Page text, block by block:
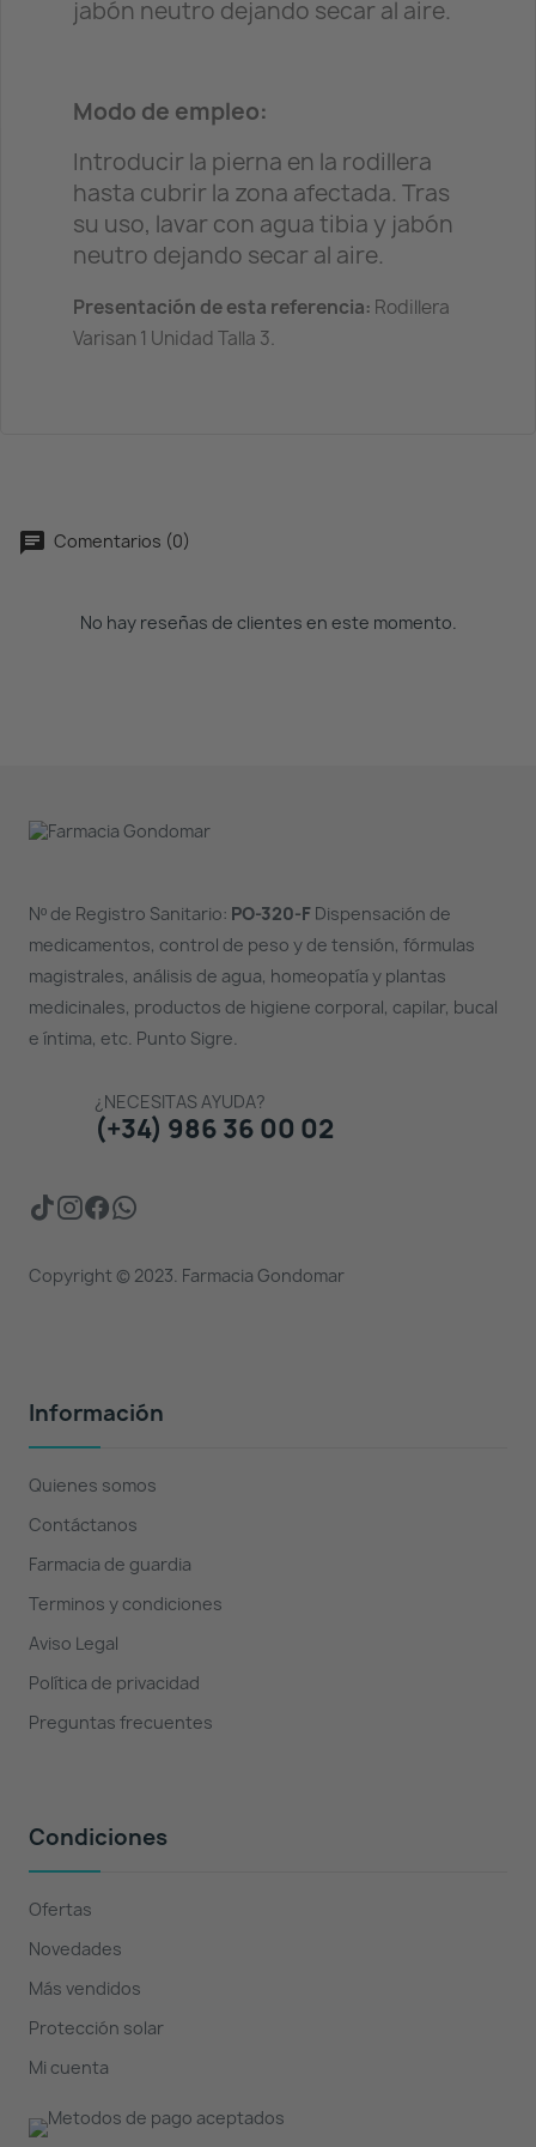
jabón neutro dejando secar al aire.
Modo de empleo:
Introducir la pierna en la rodillera
hasta cubrir la zona afectada. Tras
su uso, lavar con agua tibia y jabón
neutro dejando secar al aire.
Presentación de esta referencia: Rodillera
Varisan 1 Unidad Talla 3.
Comentarios (0)
No hay reseñas de clientes en este momento.
Nº de Registro Sanitario: PO-320-FDispensación de
medicamentos, control de peso y de tensión, fórmulas
magistrales, análisis de agua, homeopatía y plantas
medicinales, productos de higiene corporal, capilar, bucal
e íntima, etc. Punto Sigre.
¿NECESITAS AYUDA?
(+34) 986 36 00 02
Copyright © 2023. Farmacia Gondomar
Información
Quienes somos
Contáctanos
Farmacia de guardia
Terminos y condiciones
Aviso Legal
Política de privacidad
Preguntas frecuentes
Condiciones
Ofertas
Novedades
Más vendidos
Protección solar
Mi cuenta